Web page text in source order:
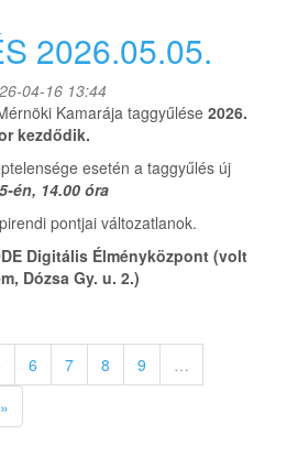
2026.05.05.
04-16 13:44
Kamarája taggyűlése 2026.
kezdődik.
esetén a taggyűlés új
én, 14.00 óra
pontjai változatlanok.
Digitális Élményközpont (volt
Dózsa Gy. u. 2.)
6 7 8 9
…